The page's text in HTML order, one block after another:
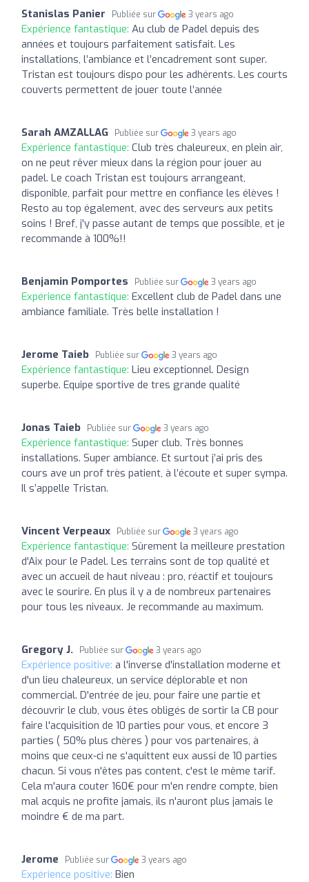
Stanislas Panier Publiée sur 3 years ago
Expérience fantastique: Au club de Padel depuis des
années et toujours parfaitement satisfait. Les
installations, l’ambiance et l’encadrement sont super.
Tristan est toujours dispo pour les adhérents. Les courts
couverts permettent de jouer toute l’année
Sarah AMZALLAG Publiée sur 3 years ago
Expérience fantastique: Club très chaleureux, en plein air,
on ne peut rêver mieux dans la région pour jouer au
padel. Le coach Tristan est toujours arrangeant,
disponible, parfait pour mettre en confiance les élèves !
Resto au top également, avec des serveurs aux petits
soins ! Bref, j'y passe autant de temps que possible, et je
recommande à 100%!!
Benjamin Pomportes Publiée sur 3 years ago
Expérience fantastique: Excellent club de Padel dans une
ambiance familiale. Très belle installation !
Jerome Taieb Publiée sur 3 years ago
Expérience fantastique: Lieu exceptionnel. Design
superbe. Equipe sportive de tres grande qualité
Jonas Taieb Publiée sur 3 years ago
Expérience fantastique: Super club. Très bonnes
installations. Super ambiance. Et surtout j’ai pris des
cours ave un prof très patient, à l’écoute et super sympa.
Il s’appelle Tristan.
Vincent Verpeaux Publiée sur 3 years ago
Expérience fantastique: Sûrement la meilleure prestation
d'Aix pour le Padel. Les terrains sont de top qualité et
avec un accueil de haut niveau : pro, réactif et toujours
avec le sourire. En plus il y a de nombreux partenaires
pour tous les niveaux. Je recommande au maximum.
Gregory J. Publiée sur 3 years ago
Expérience positive: a l'inverse d'installation moderne et
d'un lieu chaleureux, un service déplorable et non
commercial. D'entrée de jeu, pour faire une partie et
découvrir le club, vous êtes obligés de sortir la CB pour
faire l'acquisition de 10 parties pour vous, et encore 3
parties ( 50% plus chères ) pour vos partenaires, à
moins que ceux-ci ne s'aquittent eux aussi de 10 parties
chacun. Si vous n'êtes pas content, c'est le même tarif.
Cela m'aura couter 160€ pour m'en rendre compte, bien
mal acquis ne profite jamais, ils n'auront plus jamais le
moindre € de ma part.
Jerome Publiée sur 3 years ago
Expérience positive: Bien